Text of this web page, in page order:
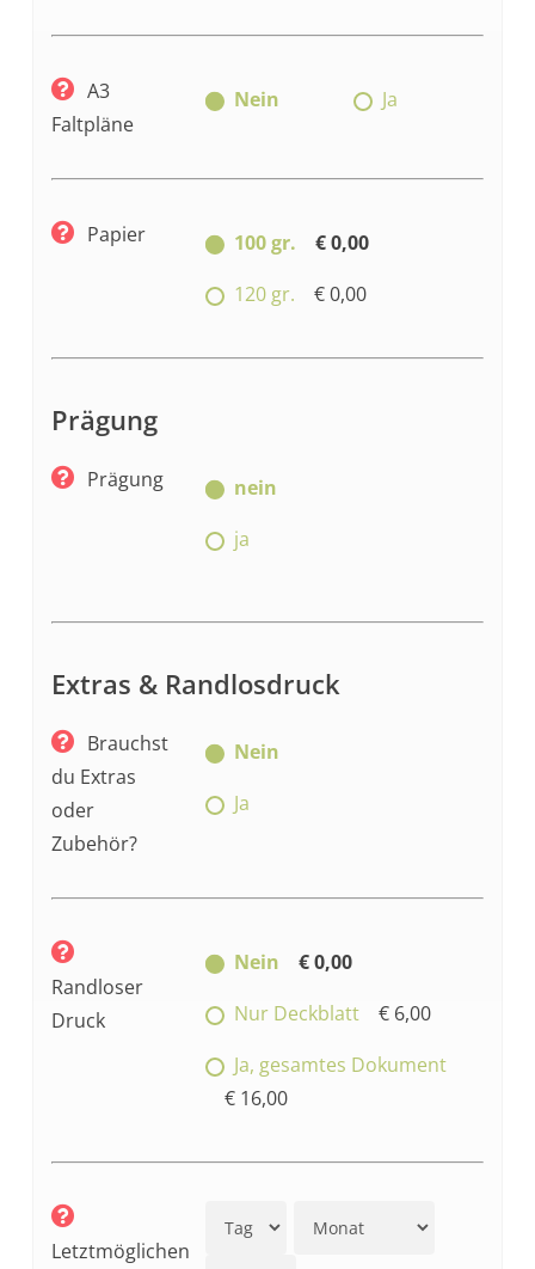
A3
Faltpläne
Nein Ja
Papier 100 gr.
€ 0,00
120 gr.
€ 0,00
Prägung
Prägung
nein
ja
Extras & Randlosdruck
Brauchst
du Extras
oder
Zubehör?
Nein
Ja
Randloser
Druck
Nein
€ 0,00
Nur Deckblatt
€ 6,00
Ja, gesamtes Dokument
€ 16,00
Letztmöglichen